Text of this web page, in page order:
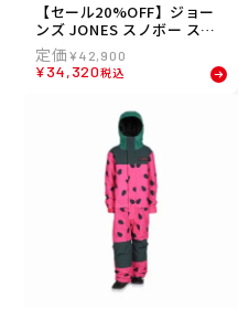
【セール20%OFF】ジョー
ンズ JONES スノボー スノ
ボ スノーボード ウェア パン
ツ マウンテン サーフ トゥイ
ーカー リサイクルド パンツ
ed Pants 69125302 メンズ
¥42,900
¥34,320税込